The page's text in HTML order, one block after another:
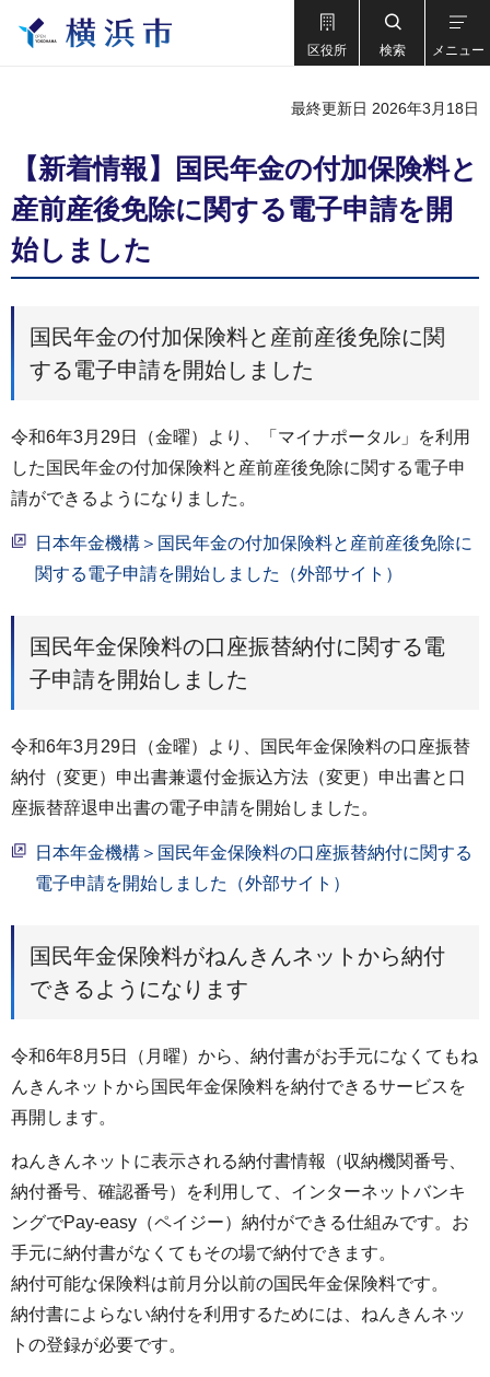
区役所 検索 メニュー
最終更新日 2026年3月18日
【新着情報】国民年金の付加保険料と
産前産後免除に関する電子申請を開
始しました
国民年金の付加保険料と産前産後免除に関
する電子申請を開始しました
令和6年3月29日（金曜）より、「マイナポータル」を利用
した国民年金の付加保険料と産前産後免除に関する電子申
請ができるようになりました。
日本年金機構＞国民年金の付加保険料と産前産後免除に
関する電子申請を開始しました（外部サイト）
国民年金保険料の口座振替納付に関する電
子申請を開始しました
令和6年3月29日（金曜）より、国民年金保険料の口座振替
納付（変更）申出書兼還付金振込方法（変更）申出書と口
座振替辞退申出書の電子申請を開始しました。
日本年金機構＞国民年金保険料の口座振替納付に関する
電子申請を開始しました（外部サイト）
国民年金保険料がねんきんネットから納付
できるようになります
令和6年8月5日（月曜）から、納付書がお手元になくてもね
んきんネットから国民年金保険料を納付できるサービスを
再開します。
ねんきんネットに表示される納付書情報（収納機関番号、
納付番号、確認番号）を利用して、インターネットバンキ
ングでPay-easy（ペイジー）納付ができる仕組みです。お
手元に納付書がなくてもその場で納付できます。
納付可能な保険料は前月分以前の国民年金保険料です。
納付書によらない納付を利用するためには、ねんきんネッ
トの登録が必要です。